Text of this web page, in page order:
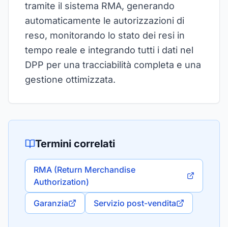
tramite il sistema RMA, generando
automaticamente le autorizzazioni di
reso, monitorando lo stato dei resi in
tempo reale e integrando tutti i dati nel
DPP per una tracciabilità completa e una
gestione ottimizzata.
Termini correlati
RMA (Return Merchandise
Authorization)
Garanzia Servizio post-vendita